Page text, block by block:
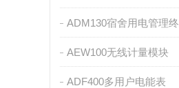
ADM130宿舍用电管理
AEW100无线计量模块
ADF400多用户电能表